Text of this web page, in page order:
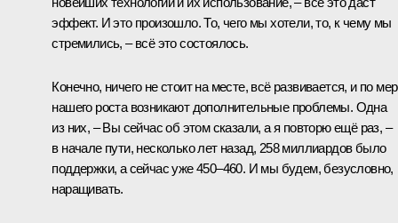
эффект. И это произошло. То, чего мы хотели, то, к чему мы
стремились, – всё это состоялось.
Конечно, ничего не стоит на месте, всё развивается, и по
нашего роста возникают дополнительные проблемы. Одна
из них, – Вы сейчас об этом сказали, а я повторю ещё раз, –
в начале пути, несколько лет назад, 258 миллиардов было
поддержки, а сейчас уже 450–460. И мы будем, безусловно,
наращивать.